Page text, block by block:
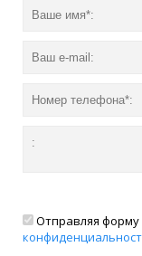
Отправляя форму